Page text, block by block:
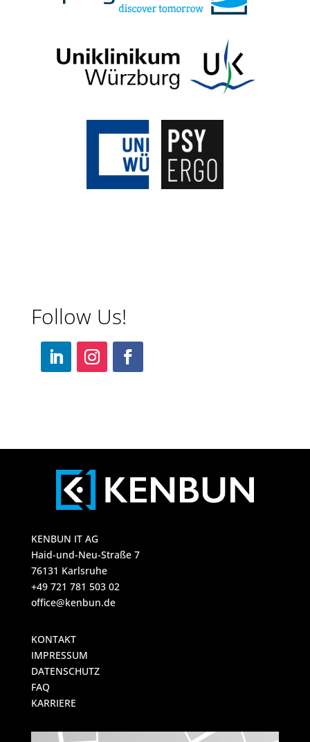
Follow Us!
KENBUN IT AG
Haid-und-Neu-Straße 7
76131 Karlsruhe
+49 721 781 503 02
office@kenbun.de
KONTAKT
IMPRESSUM
DATENSCHUTZ
FAQ
KARRIERE